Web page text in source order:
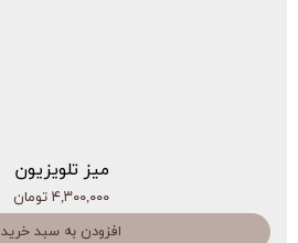
میز تلویزیون
۴,۳۰۰,۰۰۰ تومان
افزودن به سبد خرید